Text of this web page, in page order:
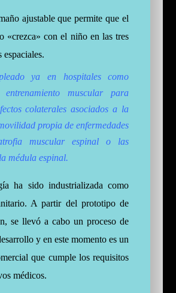
ajustable que permite que el
«crezca» con el niño en las tres
espaciales.
ya en hospitales como
muscular para
colaterales asociados a la
propia de enfermedades
muscular espinal o las
médula espinal.
ha sido industrializada como
A partir del prototipo de
se llevó a cabo un proceso de
y en este momento es un
que cumple los requisitos
médicos.